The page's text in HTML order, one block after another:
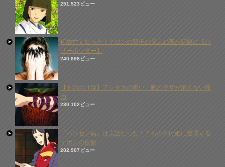
251,523ビュー
何故亡くなった！？ロンの双子の兄弟の死が話題に【ハ
リーポッター】
240,898ビュー
【もののけ姫】アシタカの呪い、腕のアザが消えない理
由
230,102ビュー
「ハンセン病」は実話だった！？もののけ姫に登場する
エボシの役割
202,907ビュー